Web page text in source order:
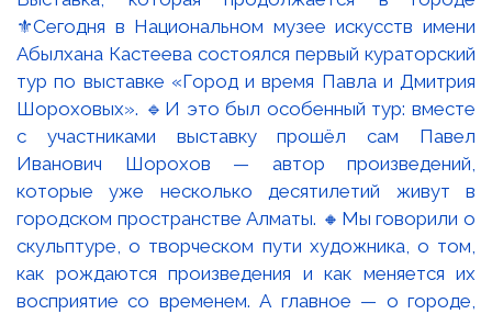
⚜️Сегодня в Национальном музее искусств имени
Абылхана Кастеева состоялся первый кураторский
тур по выставке «Город и время Павла и Дмитрия
Шороховых». 🔹И это был особенный тур: вместе
с участниками выставку прошёл сам Павел
Иванович Шорохов — автор произведений,
которые уже несколько десятилетий живут в
городском пространстве Алматы. 🔸Мы говорили о
скульптуре, о творческом пути художника, о том,
как рождаются произведения и как меняется их
восприятие со временем. А главное — о городе,